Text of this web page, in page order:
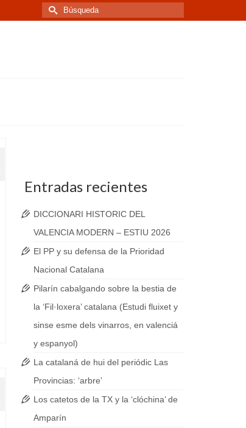
Buscar
por:
Entradas recientes
DICCIONARI HISTORIC DEL
VALENCIA MODERN – ESTIU 2026
El PP y su defensa de la Prioridad
Nacional Catalana
Pilarín cabalgando sobre la bestia de
la ‘Fil·loxera’ catalana (Estudi fluixet y
sinse esme dels vinarros, en valenciá
y espanyol)
La catalaná de hui del periódic Las
Provincias: ‘arbre’
Los catetos de la TX y la ‘clóchina’ de
Amparín